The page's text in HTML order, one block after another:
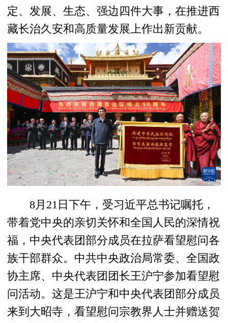
定、发展、生态、强边四件大事，在推进西
藏长治久安和高质量发展上作出新贡献。
8月21日下午，受习近平总书记嘱托，
带着党中央的亲切关怀和全国人民的深情祝
福，中央代表团部分成员在拉萨看望慰问各
族干部群众。中共中央政治局常委、全国政
协主席、中央代表团团长王沪宁参加看望慰
问活动。这是王沪宁和中央代表团部分成员
来到大昭寺，看望慰问宗教界人士并赠送贺